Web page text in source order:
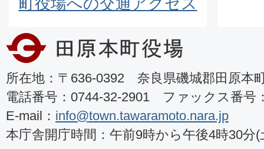
所在地：〒636-0392 奈良県磯城郡田原本
電話番号：0744-32-2901 ファックス番号
E-mail： info@town.tawaramoto.nara.jp
本庁舎開庁時間：午前9時から午後4時30分